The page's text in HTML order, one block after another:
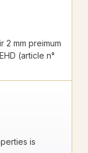
2 mm preimum
(article n°
is